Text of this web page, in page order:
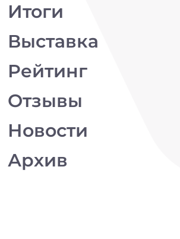
Итоги
Выставка
Рейтинг
Отзывы
Новости
Архив